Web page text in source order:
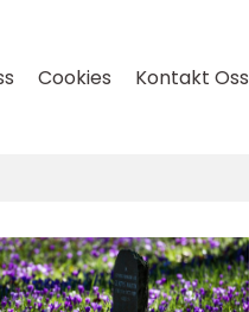
Cookies Kontakt Oss